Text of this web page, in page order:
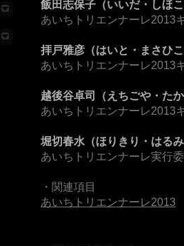
飯田志保子（いいだ・しほ
あいちトリエンナーレ2013
拝戸雅彦（はいと・まさひ
あいちトリエンナーレ2013
越後谷卓司（えちごや・た
あいちトリエンナーレ2013
堀切春水（ほりきり・はる
あいちトリエンナーレ実行
・関連項目
あいちトリエンナーレ2013